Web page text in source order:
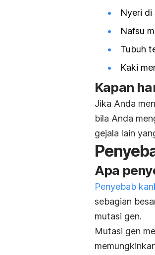
Nyeri di
Nafsu
Tubuh
Kaki
Kapan
Jika Anda
bila Anda
gejala lain
Apa
Penyebab
sebagian
mutasi gen.
Mutasi gen